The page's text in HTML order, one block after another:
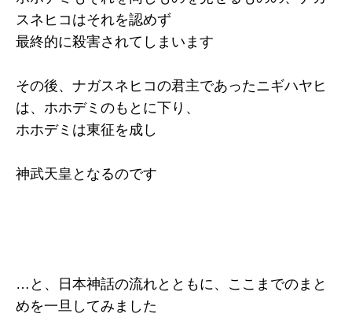
スネヒコはそれを認めず
最終的に殺害されてしまいます
その後、ナガスネヒコの君主であったニギハヤヒ
は、ホホデミのもとに下り、
ホホデミは東征を成し
神武天皇となるのです
…と、日本神話の流れとともに、ここまでのまと
めを一旦してみました